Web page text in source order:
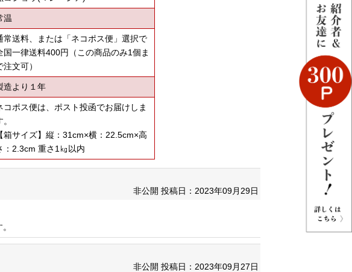
温
常送料、または「ネコポス便」選択で
国一律送料400円（この商品のみ1個ま
注文可）
造より１年
コポス便は、ポスト投函でお届けしま
【箱サイズ】縦：31cm×横：22.5cm×高
：2.3cm 重さ1㎏以内
非公開 投稿日：2023年09月29日
非公開 投稿日：2023年09月27日